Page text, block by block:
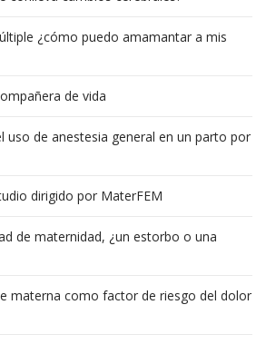
¿cómo puedo amamantar a mis
de vida
uso de anestesia general en un parto por
dirigido por MaterFEM
de maternidad, ¿un estorbo o una
materna como factor de riesgo del dolor